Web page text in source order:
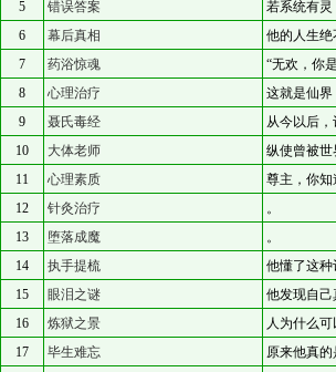
5
错误答案
若系统有
6
幕后真相
他的人生绝
7
药浴惊魂
“无欢，你
8
心理治疗
这就是仙界
9
聂氏毒经
从今以后，
10
大体老师
纵使曾被
11
心理素质
尊主，你知
12
针灸治疗
。
13
堕落成魔
。
14
执手提梳
他懂了这
15
眼泪之谜
他发现自
16
炼狱之景
人为什么可
17
毕生难忘
原来他真的